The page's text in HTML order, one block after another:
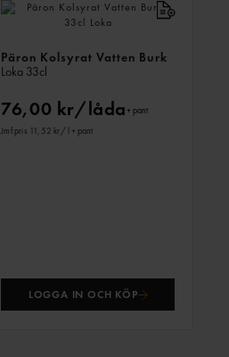
Päron Kolsyrat Vatten Burk
Loka 33cl
76,00 kr/låda+ pant
Jmf.pris 11,52 kr/ l + pant
LOGGA IN OCH KÖP